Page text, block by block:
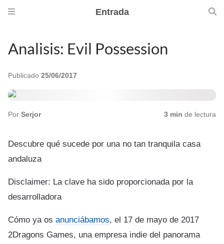
Entrada
Analisis: Evil Possession
Publicado 25/06/2017
Por Serjor 3 min de lectura
Descubre qué sucede por una no tan tranquila casa
andaluza
Disclaimer: La clave ha sido proporcionada por la
desarrolladora
Cómo ya os anunciábamos, el 17 de mayo de 2017
2Dragons Games, una empresa indie del panorama